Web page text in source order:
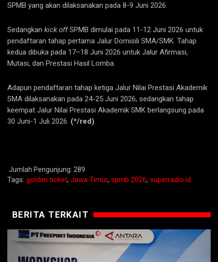
SPMB yang akan dilaksanakan pada 8-9 Juni 2026.
Sedangkan kick offSPMB dimulai pada 11-12 Juni 2026 untuk
pendaftaran tahap pertama Jalur Domisili SMA/SMK. Tahap
kedua dibuka pada 17–18 Juni 2026 untuk Jalur Afirmasi,
Mutasi, dan Prestasi Hasil Lomba.
Adapun pendaftaran tahap ketiga Jalur Nilai Prestasi Akademik
SMA dilaksanakan pada 24-25 Juni 2026, sedangkan tahap
keempat Jalur Nilai Prestasi Akademik SMK berlangsung pada
30 Juni-1 Juli 2026. (*/red)
Jumlah Pengunjung: 289
Tags: golden ticket, Jawa Timur, spmb 2026, superradio.id
BERITA TERKAIT